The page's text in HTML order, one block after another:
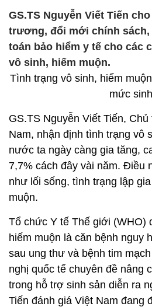
GS.TS Nguyễn Viết Tiến
trương, đổi mới chính
toán bảo hiểm y tế cho các
vô sinh, hiếm muộn.
Tình trạng vô sinh, hiếm
mức sinh
GS.TS Nguyễn Viết Tiến,
Nam, nhận định tình trạng vô
nước ta ngày càng gia tăng,
7,7% cách đây vài năm. Điều
như lối sống, tình trạng lập
muộn.
Tổ chức Y tế Thế giới (WHO)
hiếm muộn là căn bệnh nguy
sau ung thư và bệnh tim
nghị quốc tế chuyên đề nâng
trong hỗ trợ sinh sản diễn ra
Tiến đánh giá Việt Nam đang